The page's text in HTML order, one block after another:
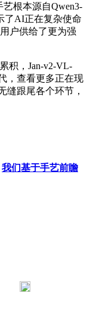
根本源自Qwen3-
了AI正在复杂使命
户供给了更为强
，Jan-v2-VL-
，查看更多正在现
缝跟尾各个环节，
我们基于手艺前瞻